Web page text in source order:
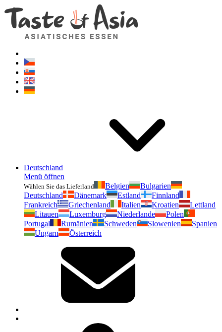
Deutschland
Menü öffnen
Wählen Sie das Lieferland Belgien
Bulgarien
Deutschland
Dänemark Estland
Finnland
Frankreich
Griechenland Italien Kroatien
Lettland
Litauen
Luxemburg Niederlande
Polen
Portugal
Rumänien Schweden Slowenien
Spanien
Ungarn
Österreich
Geschmackvonasien.de
Zögern Sie nicht zu fragen. Ich bin für Sie da!